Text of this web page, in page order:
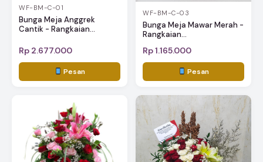
WF-BM-C-01
Bunga Meja Anggrek
Cantik - Rangkaian...
Rp 2.677.000
Pesan
WF-BM-C-03
Bunga Meja Mawar Merah -
Rangkaian...
Rp 1.165.000
Pesan